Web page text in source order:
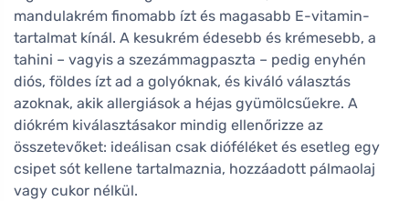
mandulakrém finomabb ízt és magasabb E-vitamin-
tartalmat kínál. A kesukrém édesebb és krémesebb, a
tahini – vagyis a szezámmagpaszta – pedig enyhén
diós, földes ízt ad a golyóknak, és kiváló választás
azoknak, akik allergiások a héjas gyümölcsűekre. A
diókrém kiválasztásakor mindig ellenőrizze az
összetevőket: ideálisan csak dióféléket és esetleg egy
csipet sót kellene tartalmaznia, hozzáadott pálmaolaj
vagy cukor nélkül.